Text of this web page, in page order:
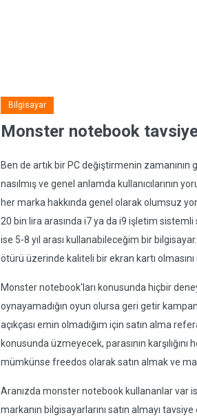
Bilgisayar
Monster notebook
Ben de artık bir PC değiştirmenin
nasılmış ve genel anlamda kullanıcılarının
her marka hakkında genel olarak olumsuz
20 bin lira arasında i7 ya da i9 işletim
ise 5-8 yıl arası kullanabileceğim bir
ötürü üzerinde kaliteli bir ekran kartı
Monster notebook'ları konusunda hiçbir
oynayamadığın oyun olursa geri getir
açıkçası emin olmadığım için satın alma
konusunda üzmeyecek, parasının
mümkünse freedos olarak satın almak ve
Aranızda monster notebook kullananlar var
markanın bilgisayarlarını satın almayı